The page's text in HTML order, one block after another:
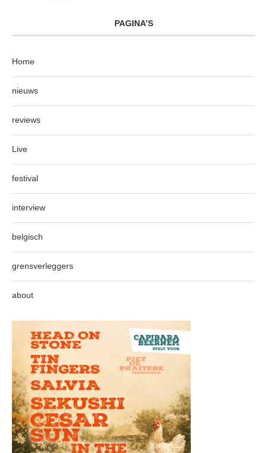
PAGINA’S
Home
nieuws
reviews
Live
festival
interview
belgisch
grensverleggers
about